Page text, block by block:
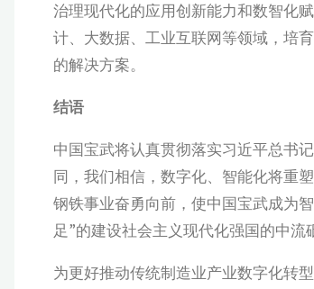
治理现代化的应用创新能力和数智化
计、大数据、工业互联网等领域，培
的解决方案。
结语
中国宝武将认真贯彻落实习近平总书
同，我们相信，数字化、智能化将重
钢铁事业奋勇向前，使中国宝武成为
足”的建设社会主义现代化强国的中流
为更好推动传统制造业产业数字化转